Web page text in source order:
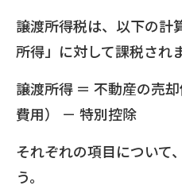
譲渡所得税は、以下の計
所得」に対して課税されま
譲渡所得 ＝ 不動産の売
費用） － 特別控除
それぞれの項目について
う。